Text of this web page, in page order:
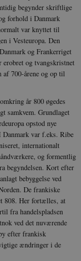
begynder skriftlige
forhold i Danmark
var knyttet til
i Vesteuropa. Den
og Frankerriget
erobret og tvangskristnet
700-årene og op til
år 800 øgedes
samkvem. Grundlaget
opstod nye
Danmark var f.eks. Ribe
internationalt
og formentlig
begyndelsen. Kort efter
bebyggelse ved
De frankiske
808. Her fortælles, at
fra handelspladsen
ved det nuværende
efter frankisk
ændringer i de